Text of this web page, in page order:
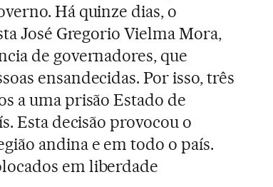
Há quinze dias, o
José Gregorio Vielma Mora,
de governadores, que
ensandecidas. Por isso, três
a uma prisão Estado de
Esta decisão provocou o
andina e em todo o país.
em liberdade